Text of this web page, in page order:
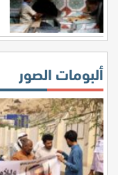
ألبومات الصور